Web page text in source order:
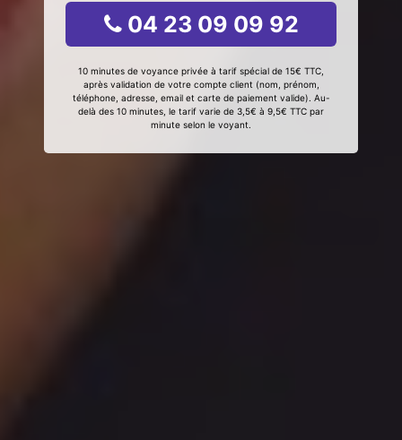
04 23 09 09 92
10 minutes de voyance privée à tarif spécial de 15€ TTC,
après validation de votre compte client (nom, prénom,
téléphone, adresse, email et carte de paiement valide). Au-
delà des 10 minutes, le tarif varie de 3,5€ à 9,5€ TTC par
minute selon le voyant.